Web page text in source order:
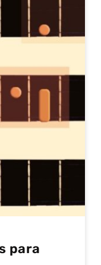
para